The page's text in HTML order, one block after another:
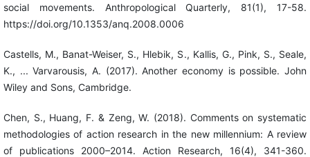
social movements. Anthropological Quarterly, 81(1), 17-58.
https://doi.org/10.1353/anq.2008.0006
Castells, M., Banat-Weiser, S., Hlebik, S., Kallis, G., Pink, S., Seale,
K., ... Varvarousis, A. (2017). Another economy is possible. John
Wiley and Sons, Cambridge.
Chen, S., Huang, F. & Zeng, W. (2018). Comments on systematic
methodologies of action research in the new millennium: A review
of publications 2000–2014. Action Research, 16(4), 341-360.